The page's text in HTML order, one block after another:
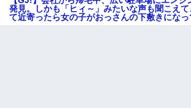
発見。しかも「ヒィ～」みたいな声も聞こえ
て近寄ったら女の子がおっさんの下敷きになっ